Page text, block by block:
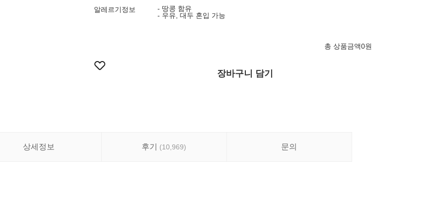
알레르기정보
- 땅콩 함유
- 우유, 대두 혼입 가능
총 상품금액0원
장바구니 담기
상세정보 후기 (10,969) 문의